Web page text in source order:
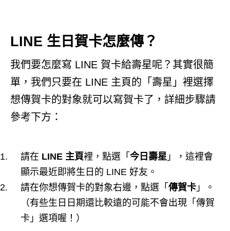
LINE 生日賀卡怎麼傳？
我們要怎麼寫 LINE 賀卡給壽星呢？其實很簡
單，我們只要在 LINE 主頁的「壽星」裡選擇
想傳賀卡的對象就可以寫賀卡了，詳細步驟請
參考下方：
請在 LINE 主頁裡，點選「 今日壽星 」，這裡會
顯示最近即將生日的 LINE 好友。
請在你想傳賀卡的對象右邊，點選「 傳賀卡 」。
（有些生日日期還比較遠的可能不會出現「傳賀
卡」選項喔！）